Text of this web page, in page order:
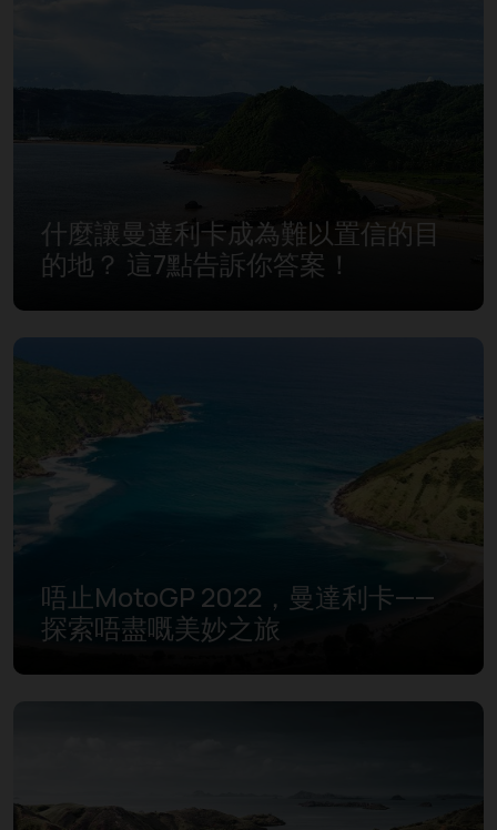
什麼讓曼達利卡成為難以置信的目
的地？ 這7點告訴你答案！
唔止MotoGP 2022，曼達利卡——
探索唔盡嘅美妙之旅